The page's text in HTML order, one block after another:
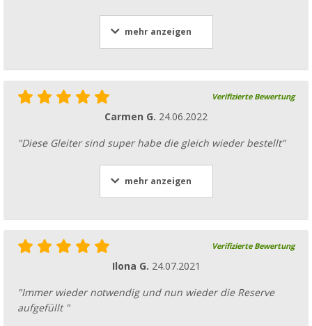
mehr anzeigen
Verifizierte Bewertung
Carmen G. 24.06.2022
"Diese Gleiter sind super habe die gleich wieder bestellt"
mehr anzeigen
Verifizierte Bewertung
Ilona G. 24.07.2021
"Immer wieder notwendig und nun wieder die Reserve
aufgefüllt "